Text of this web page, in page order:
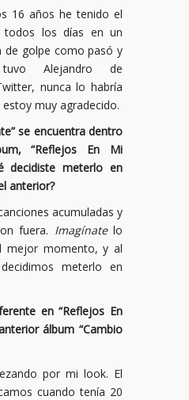
16 años he tenido el
todos los días en un
de golpe como pasó y
Alejandro de
nunca lo habría
muy agradecido.
”se encuentra dentro
“Reflejos En Mi
decidiste meterlo en
anterior?
acumuladas y
fuera. Imagínatelo
mejor momento, y al
meterlo en
en “Reflejos En
álbum “Cambio
por mi look. El
cuando tenía 20